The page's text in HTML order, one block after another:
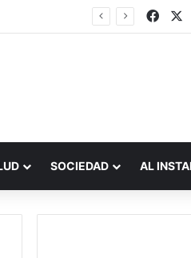
SOCIEDAD AL